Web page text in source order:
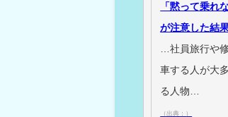
「黙って乗れ
が注意した結
…社員旅行や
車する人が大
る人物…
（出典：）